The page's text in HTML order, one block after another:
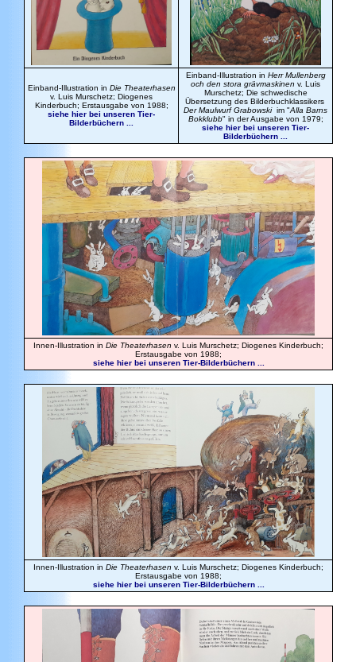
Einband-Illustration in Die Theaterhasen
v. Luis Murschetz; Diogenes
Kinderbuch; Erstausgabe von 1988;
siehe hier bei unseren Tier-
Bilderbüchern ...
Einband-Illustration in Herr Mullenberg
och den stora grävmaskinen v. Luis
Murschetz; Die schwedische
Übersetzung des Bilderbuchklassikers
Der Maulwurf Grabowskiim "Alla Barns
Bokklubb" in der Ausgabe von 1979;
siehe hier bei unseren Tier-
Bilderbüchern ...
Innen-Illustration in Die Theaterhasen v. Luis Murschetz; Diogenes Kinderbuch;
Erstausgabe von 1988;
siehe hier bei unseren Tier-Bilderbüchern ...
Innen-Illustration in Die Theaterhasen v. Luis Murschetz; Diogenes Kinderbuch;
Erstausgabe von 1988;
siehe hier bei unseren Tier-Bilderbüchern ...